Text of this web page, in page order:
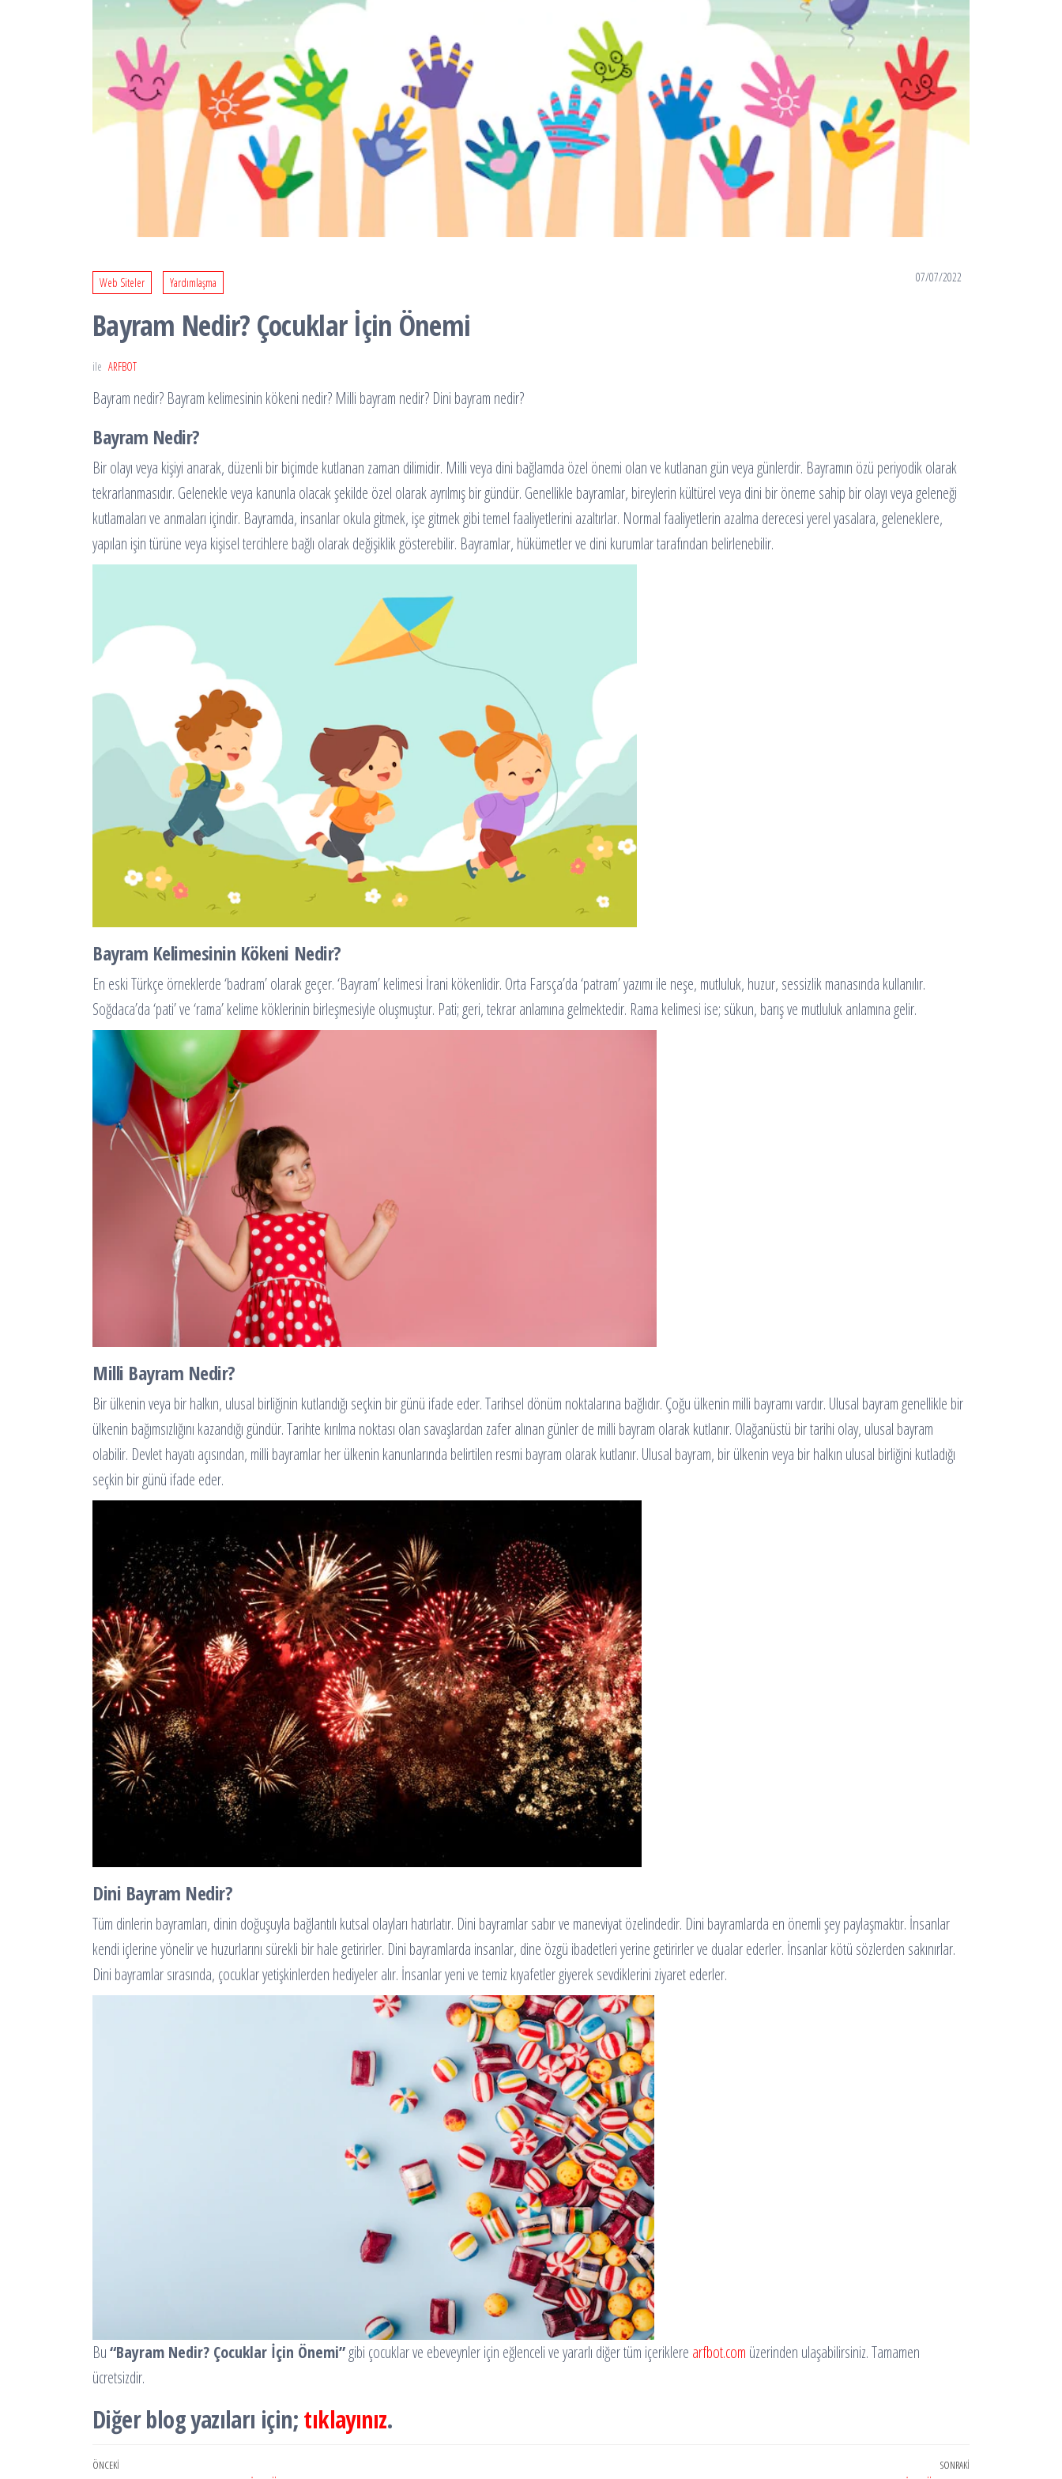
Web Siteler Yardımlaşma 07/07/2022
Bayram Nedir? Çocuklar İçin Önemi
ile ARFBOT
Bayram nedir? Bayram kelimesinin kökeni nedir? Milli bayram nedir? Dini bayram nedir?
Bayram Nedir?
Bir olayı veya kişiyi anarak, düzenli bir biçimde kutlanan zaman dilimidir. Milli veya dini bağlamda özel önemi olan ve kutlanan gün veya günlerdir. Bayramın özü periyodik olarak
tekrarlanmasıdır. Gelenekle veya kanunla olacak şekilde özel olarak ayrılmış bir gündür. Genellikle bayramlar, bireylerin kültürel veya dini bir öneme sahip bir olayı veya geleneği
kutlamaları ve anmaları içindir. Bayramda, insanlar okula gitmek, işe gitmek gibi temel faaliyetlerini azaltırlar. Normal faaliyetlerin azalma derecesi yerel yasalara, geleneklere,
yapılan işin türüne veya kişisel tercihlere bağlı olarak değişiklik gösterebilir. Bayramlar, hükümetler ve dini kurumlar tarafından belirlenebilir.
Bayram Kelimesinin Kökeni Nedir?
En eski Türkçe örneklerde ‘badram’ olarak geçer. ‘Bayram’ kelimesi İrani kökenlidir. Orta Farsça’da ‘patram’ yazımı ile neşe, mutluluk, huzur, sessizlik manasında kullanılır.
Soğdaca’da ‘pati’ ve ‘rama’ kelime köklerinin birleşmesiyle oluşmuştur. Pati; geri, tekrar anlamına gelmektedir. Rama kelimesi ise; sükun, barış ve mutluluk anlamına gelir.
Milli Bayram Nedir?
Bir ülkenin veya bir halkın, ulusal birliğinin kutlandığı seçkin bir günü ifade eder. Tarihsel dönüm noktalarına bağlıdır. Çoğu ülkenin milli bayramı vardır. Ulusal bayram genellikle bir
ülkenin bağımsızlığını kazandığı gündür. Tarihte kırılma noktası olan savaşlardan zafer alınan günler de milli bayram olarak kutlanır. Olağanüstü bir tarihi olay, ulusal bayram
olabilir. Devlet hayatı açısından, milli bayramlar her ülkenin kanunlarında belirtilen resmi bayram olarak kutlanır. Ulusal bayram, bir ülkenin veya bir halkın ulusal birliğini kutladığı
seçkin bir günü ifade eder.
Dini Bayram Nedir?
Tüm dinlerin bayramları, dinin doğuşuyla bağlantılı kutsal olayları hatırlatır. Dini bayramlar sabır ve maneviyat özelindedir. Dini bayramlarda en önemli şey paylaşmaktır. İnsanlar
kendi içlerine yönelir ve huzurlarını sürekli bir hale getirirler. Dini bayramlarda insanlar, dine özgü ibadetleri yerine getirirler ve dualar ederler. İnsanlar kötü sözlerden sakınırlar.
Dini bayramlar sırasında, çocuklar yetişkinlerden hediyeler alır. İnsanlar yeni ve temiz kıyafetler giyerek sevdiklerini ziyaret ederler.
Bu“Bayram Nedir? Çocuklar İçin Önemi”gibi çocuklar ve ebeveynler için eğlenceli ve yararlı diğer tüm içeriklere arfbot.com üzerinden ulaşabilirsiniz. Tamamen
ücretsizdir.
Diğer blog yazıları için;tıklayınız.
Yazı
Önceki
ÖNCEKI SONRAKI